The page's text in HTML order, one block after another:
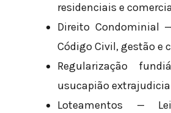
residenciais e
Direito Condominial
Código Civil, gestão e
Regularização
usucapião
Loteamentos —